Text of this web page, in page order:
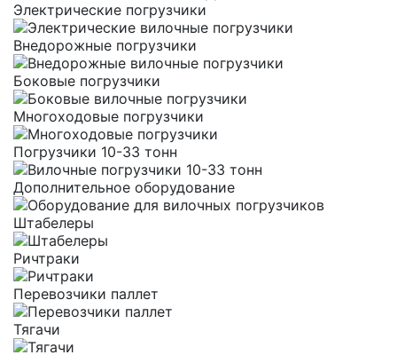
Электрические погрузчики
Внедорожные погрузчики
Боковые погрузчики
Многоходовые погрузчики
Погрузчики 10-33 тонн
Дополнительное оборудование
Штабелеры
Ричтраки
Перевозчики паллет
Тягачи